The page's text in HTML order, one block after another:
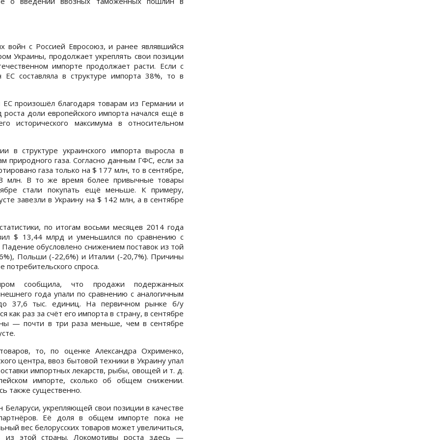
с Россией Евросоюз, и ранее являвшийся
Украины, продолжает укреплять свои позиции
импорте продолжает расти. Если с
составляла в структуре импорта 38%, то в
произошёл благодаря товарам из Германии и
доли европейского импорта начался ещё в
исторического максимума в относительном
в структуре украинского импорта выросла в
природного газа. Согласно данным ГФС, если за
газа только на $ 177 млн, то в сентябре,
млн. В то же время более привычные товары
стали покупать ещё меньше. К примеру,
завезли в Украину на $ 142 млн, а в сентябре
по итогам восьми месяцев 2014 года
$ 13,44 млрд и уменьшился по сравнению с
обусловлено снижением поставок из той
Польши (-22,6%) и Италии (-20,7%). Причины
спроса.
сообщила, что продажи подержанных
года упали по сравнению с аналогичным
37,6 тыс. единиц. На первичном рынке б/у
как раз за счёт его импорта в страну, в сентябре
— почти в три раза меньше, чем в сентябре
то, по оценке Александра Охрименко,
центра, ввоз бытовой техники в Украину упал
импортных лекарств, рыбы, овощей и т. д.
импорте, сколько об общем снижении.
также существенно.
укрепляющей свои позиции в качестве
Её доля в общем импорте пока не
вес белорусских товаров может увеличиться,
из этой страны. Локомотивы роста здесь —